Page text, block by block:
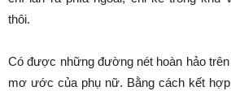
thôi.
Có được những đường nét hoàn hảo
mơ ước của phụ nữ. Bằng cách kết